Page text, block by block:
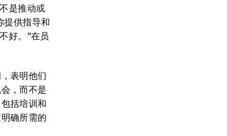
是推动或
提供指导和
好。”在员
表明他们
，而不是
括培训和
确所需的